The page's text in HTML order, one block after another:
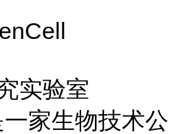
实验室
家生物技术公